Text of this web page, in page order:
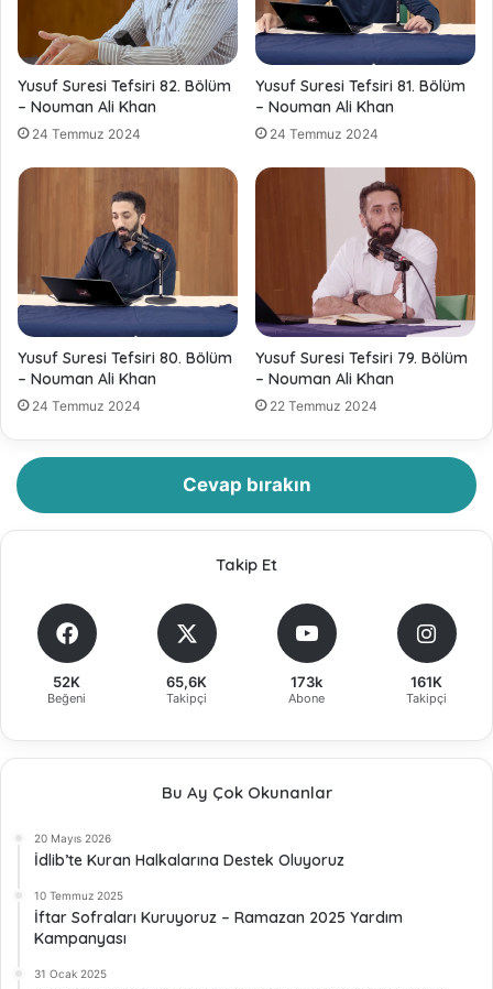
Yusuf Suresi Tefsiri 82. Bölüm
– Nouman Ali Khan
24 Temmuz 2024
Yusuf Suresi Tefsiri 81. Bölüm
– Nouman Ali Khan
24 Temmuz 2024
Yusuf Suresi Tefsiri 80. Bölüm
– Nouman Ali Khan
24 Temmuz 2024
Yusuf Suresi Tefsiri 79. Bölüm
– Nouman Ali Khan
22 Temmuz 2024
Cevap bırakın
Takip Et
52K
Beğeni
65,6K
Takipçi
173k
Abone
161K
Takipçi
Bu Ay Çok Okunanlar
20 Mayıs 2026
İdlib’te Kuran Halkalarına Destek Oluyoruz
10 Temmuz 2025
İftar Sofraları Kuruyoruz – Ramazan 2025 Yardım
Kampanyası
31 Ocak 2025